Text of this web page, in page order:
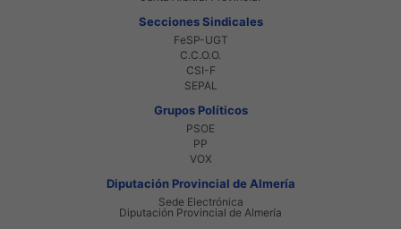
Secciones Sindicales
FeSP-UGT
C.C.O.O.
CSI-F
SEPAL
Grupos Políticos
PSOE
PP
VOX
Diputación Provincial de Almería
Sede Electrónica
Diputación Provincial de Almería